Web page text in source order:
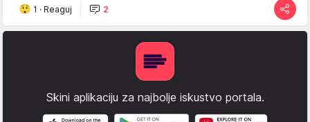
1 · Reaguj 2
Skini aplikaciju za najbolje iskustvo portala.